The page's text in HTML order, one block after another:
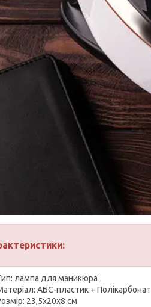
лампа для маникюра
АБС-пластик + Полікарбонат
23,5x20x8 см